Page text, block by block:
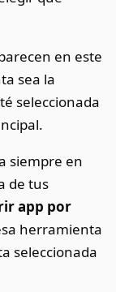
en este
sea la
seleccionada
siempre en
de tus
app por
herramienta
seleccionada